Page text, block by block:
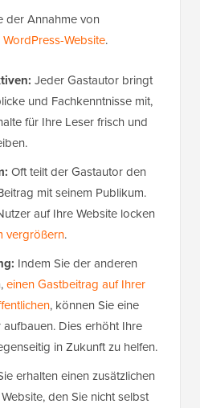
der Annahme von
WordPress-Website.
Jeder Gastautor bringt
und Fachkenntnisse mit,
für Ihre Leser frisch und
Oft teilt der Gastautor den
mit seinem Publikum.
auf Ihre Website locken
vergrößern.
Indem Sie der anderen
einen Gastbeitrag auf Ihrer
, können Sie eine
aufbauen. Dies erhöht Ihre
in Zukunft zu helfen.
erhalten einen zusätzlichen
den Sie nicht selbst